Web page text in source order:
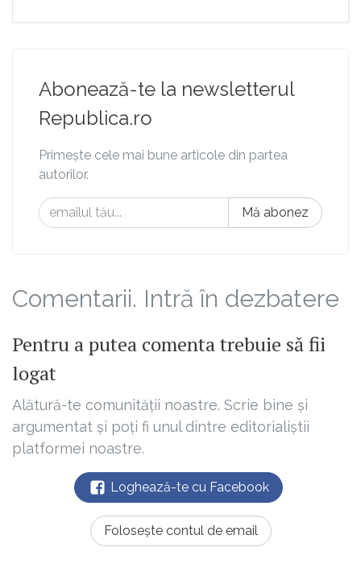
Abonează-te la newsletterul
Republica.ro
Primește cele mai bune articole din partea
autorilor.
Mă abonez
Comentarii. Intră în dezbatere
Pentru a putea comenta trebuie să fii
logat
Alătură-te comunității noastre. Scrie bine și
argumentat și poți fi unul dintre editorialiștii
platformei noastre.
Loghează-te cu Facebook
Folosește contul de email